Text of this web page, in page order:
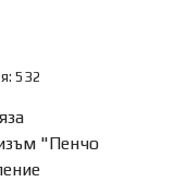
532
"Пенчо